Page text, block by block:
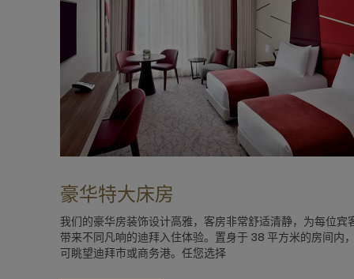
豪华特大床房
我们的豪华房装饰设计高雅，客房非常舒适清静，为每位宾
带来不同凡响的迪拜入住体验。置身于 38 平方米的房间内
可眺望迪拜市或商务港。任您选择